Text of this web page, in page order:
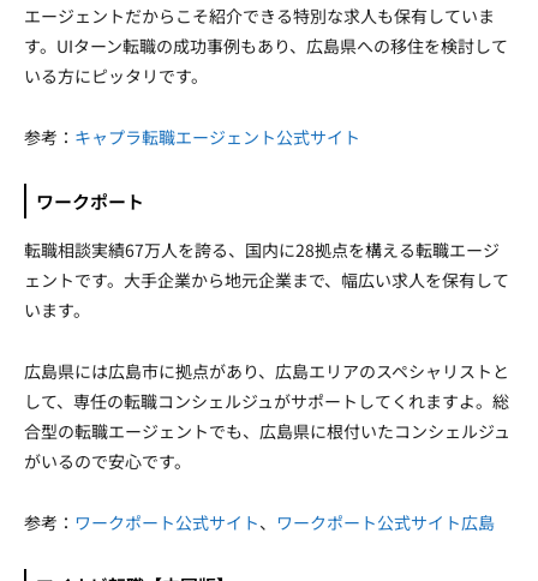
エージェントだからこそ紹介できる特別な求人も保有していま
す。UIターン転職の成功事例もあり、広島県への移住を検討して
いる方にピッタリです。
参考： キャプラ転職エージェント公式サイト
ワークポート
転職相談実績67万人を誇る、国内に28拠点を構える転職エージ
ェントです。大手企業から地元企業まで、幅広い求人を保有して
います。
広島県には広島市に拠点があり、広島エリアのスペシャリストと
して、専任の転職コンシェルジュがサポートしてくれますよ。総
合型の転職エージェントでも、広島県に根付いたコンシェルジュ
がいるので安心です。
参考： ワークポート公式サイト、 ワークポート公式サイト広島